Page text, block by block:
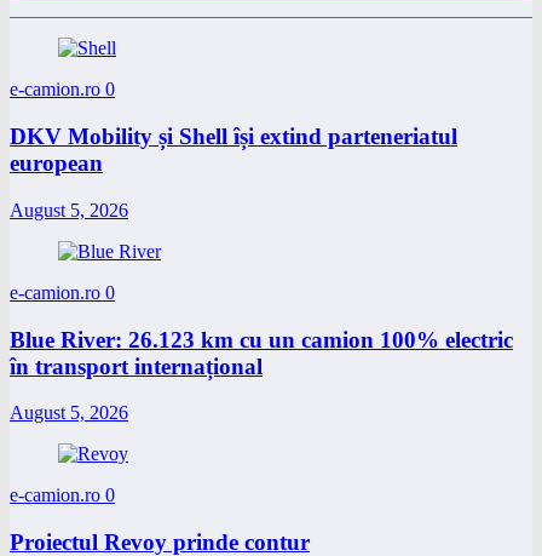
e-camion.ro 0
DKV Mobility și Shell își extind parteneriatul
european
August 5, 2026
e-camion.ro 0
Blue River: 26.123 km cu un camion 100% electric
în transport internațional
August 5, 2026
e-camion.ro 0
Proiectul Revoy prinde contur